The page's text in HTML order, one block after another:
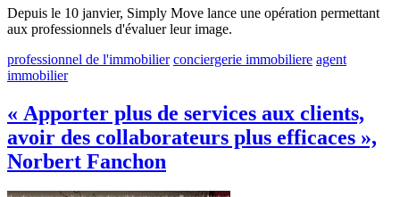
Depuis le 10 janvier, Simply Move lance une opération permettant
aux professionnels d'évaluer leur image.
professionnel de l'immobilier conciergerie immobiliere agent
immobilier
« Apporter plus de services aux clients,
avoir des collaborateurs plus efficaces »,
Norbert Fanchon